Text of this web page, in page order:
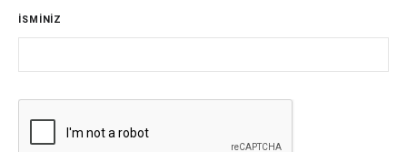
İSMİNİZ